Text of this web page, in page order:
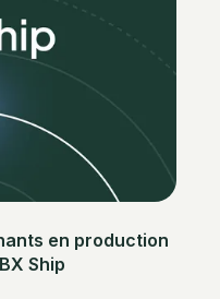
en production
Ship